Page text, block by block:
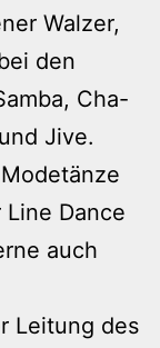
Walzer,
den
Cha-
Jive.
Dance
auch
Leitung des